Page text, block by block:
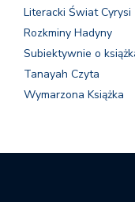
Literacki Świat Cyrysi
Rozkminy Hadyny
Subiektywnie o
Tanayah Czyta
Wymarzona Książka